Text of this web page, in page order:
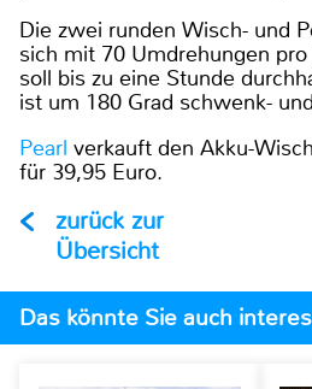
Die zwei runden Wisch- und
sich mit 70 Umdrehungen
soll bis zu eine Stunde
ist um 180 Grad schwenk-
Pearl verkauft den Akku-
für 39,95 Euro.
zurück zur
Übersicht
Das könnte Sie auch